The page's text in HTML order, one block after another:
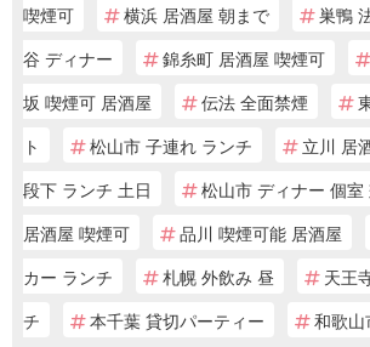
喫煙可
横浜 居酒屋 朝まで 巣鴨
谷 ディナー
錦糸町 居酒屋 喫煙可
坂 喫煙可 居酒屋
伝法 全面禁煙
ト
松山市 子連れ ランチ 立川 居
段下 ランチ 土日
松山市 ディナー 個室
居酒屋 喫煙可
品川 喫煙可能 居酒屋
カー ランチ
札幌 外飲み 昼
天王
チ
本千葉 貸切パーティー 和歌